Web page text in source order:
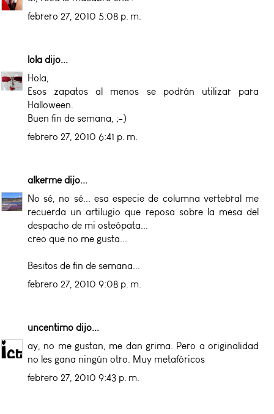
febrero 27, 2010 5:08 p. m.
lola dijo...
Hola,
Esos zapatos al menos se podrán utilizar para
Halloween.
Buen fin de semana, ;-)
febrero 27, 2010 6:41 p. m.
alkermedijo...
No sé, no sé... esa especie de columna vertebral me
recuerda un artilugio que reposa sobre la mesa del
despacho de mi osteópata...
creo que no me gusta...
Besitos de fin de semana...
febrero 27, 2010 9:08 p. m.
uncentimo dijo...
ay, no me gustan, me dan grima. Pero a originalidad
no les gana ningún otro. Muy metafóricos
febrero 27, 2010 9:43 p. m.